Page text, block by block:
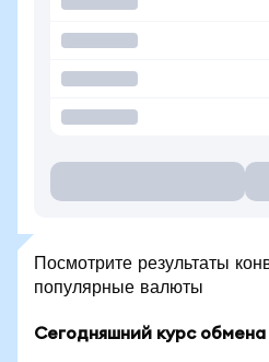
Посмотрите результаты
популярные валюты
Сегодняшний курс обмена